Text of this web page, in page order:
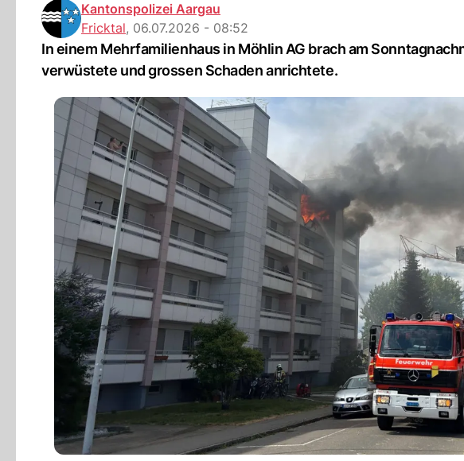
Kantonspolizei Aargau
Fricktal, 06.07.2026 - 08:52
In einem Mehrfamilienhaus in Möhlin AG brach am
verwüstete und grossen Schaden anrichtete.